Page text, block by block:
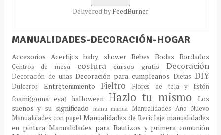
Delivered by FeedBurner
MANUALIDADES-DECORACIÓN-HOGAR
Accesorios Acertijosbaby shower Bebes BodasBordados
Centros de mesa costura cursos gratisDecoración
Decoración de uñas Decoración para cumpleaños DietasDIY
Dulceros Entretenimiento Fieltro Flores de tela y listón
foami(goma eva) halloween Hazlo tu mismoLos
sueños y su significado
manu manua Manualidades Año Nuevo
Manualidades con papel Manualidades de Reciclaje manualidades
en pinturaManualidades para Bautizos y primera comunión